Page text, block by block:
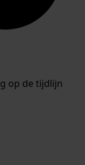
op de tijdlijn